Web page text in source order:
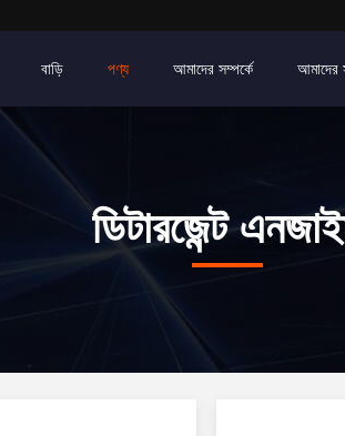
বাড়ি পণ্য আমাদের সম্পর্কে আমাদের
ডিটারজেন্ট